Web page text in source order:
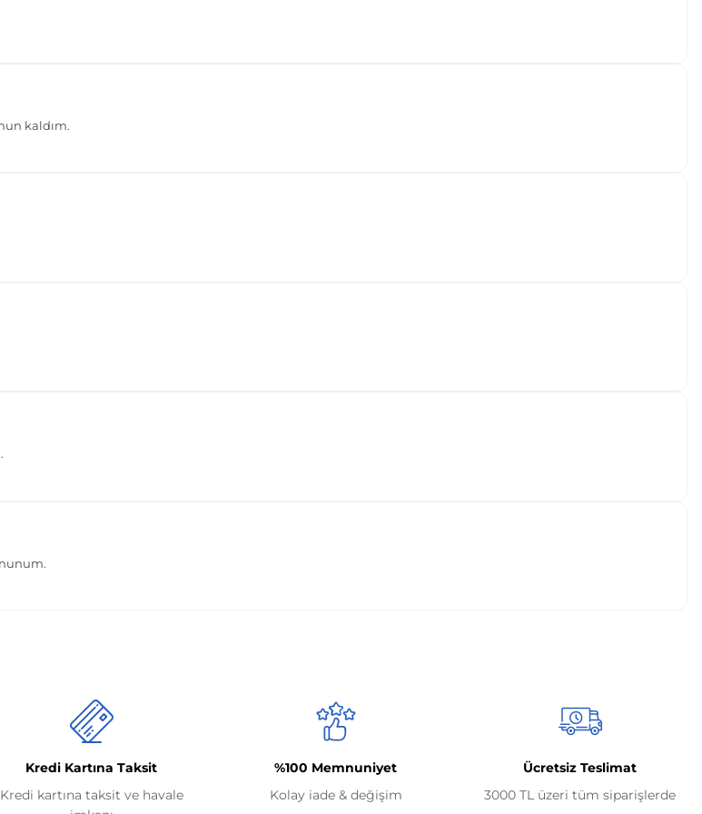
Kredi Kartına Taksit
Kredi kartına taksit ve havale
%100 Memnuniyet
Kolay iade & değişim
Ücretsiz Teslimat
3000 TL üzeri tüm siparişlerde